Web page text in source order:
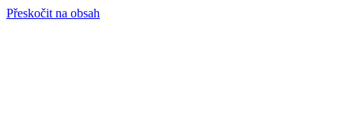
Přeskočit na obsah